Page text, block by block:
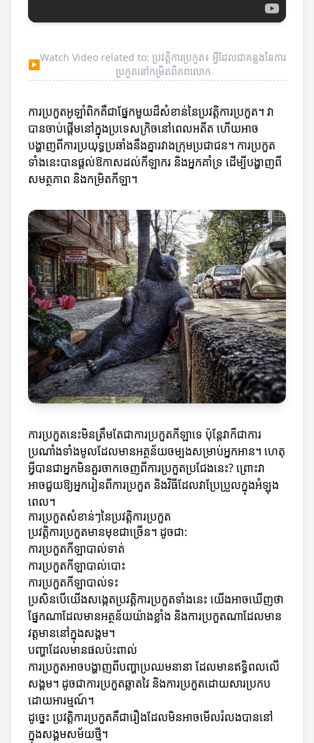
▶
Watch Video related to: ប្រវត្តិការប្រកួត៖ អ្វីដែលជាគន្លងនៃការ
ប្រកួតនៅកម្រិតពិភពលោក
ការប្រកួតអូឡាំពិកគឺជាផ្នែកមួយដ៏សំខាន់នៃប្រវត្តិការប្រកួត។ វា
បានចាប់ផ្តើមនៅក្នុងប្រទេសក្រិចនៅពេលអតីត ហើយអាច
បង្ហាញពីការប្រយុទ្ធប្រឆាំងនឹងគ្នារវាងក្រុមប្រជាជន។ ការប្រកួត
ទាំងនេះបានផ្តល់ឱកាសដល់កីឡាករ និងអ្នកគាំទ្រ ដើម្បីបង្ហាញពី
សមត្ថភាព និងកម្រិតកីឡា។
ការប្រកួតនេះមិនត្រឹមតែជាការប្រកួតកីឡាទេ ប៉ុន្តែវាក៏ជាការ
ប្រណាំងទាំងមូលដែលមានអត្ថន័យចម្បងសម្រាប់អ្នកអាន។ ហេតុ
អ្វីបានជាអ្នកមិនគួរចាកចេញពីការប្រកួតប្រជែងនេះ? ព្រោះវា
អាចជួយឱ្យអ្នករៀនពីការប្រកួត និងវិធីដែលវាប្រែប្រួលក្នុងអំឡុង
ពេល។
ការប្រកួតសំខាន់ៗនៃប្រវត្តិការប្រកួត
ប្រវត្តិការប្រកួតមានមុខជាច្រើន។ ដូចជា:
ការប្រកួតកីឡាបាល់ទាត់
ការប្រកួតកីឡាបាល់បោះ
ការប្រកួតកីឡាបាល់ទះ
ប្រសិនបើយើងសង្កេតប្រវត្តិការប្រកួតទាំងនេះ យើងអាចឃើញថា
ផ្នែកណាដែលមានអត្ថន័យយ៉ាងខ្លាំង និងការប្រកួតណាដែលមាន
វត្តមាននៅក្នុងសង្គម។
បញ្ហាដែលមានផលប៉ះពាល់
ការប្រកួតអាចបង្ហាញពីបញ្ហាប្រឈមនានា ដែលមានឥទ្ធិពលលើ
សង្គម។ ដូចជាការប្រកួតឆ្លាតវៃ និងការប្រកួតដោយសារប្រកប
ដោយអារម្មណ៍។
ដូច្នេះ ប្រវត្តិការប្រកួតគឺជារឿងដែលមិនអាចមើលរំលងបាននៅ
ក្នុងសង្គមសម័យថ្មី។